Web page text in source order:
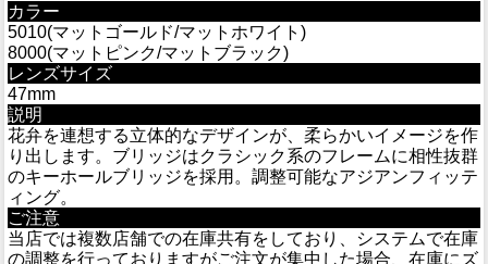
カラー
5010(マットゴールド/マットホワイト)
8000(マットピンク/マットブラック)
レンズサイズ
47mm
説明
花弁を連想する立体的なデザインが、柔らかいイメージを作
り出します。ブリッジはクラシック系のフレームに相性抜群
のキーホールブリッジを採用。調整可能なアジアンフィッテ
ィング。
ご注意
当店では複数店舗での在庫共有をしており、システムで在庫
の調整を行っておりますがご注文が集中した場合、在庫にズ